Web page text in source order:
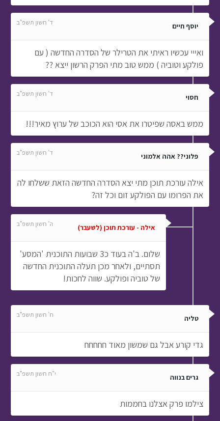
יוסף חיים ד' חשון תשפ"ב
ואייי עכשיו ראיתי את הטרילר של הסדרה החדשה ( עם
פולקע וטוביה ) ממש טוב מתי הפרק הרשון ייצא ??
חסוי ד' חשון תשפ"ב
ממש באסה שפיטרו את אסי הוא הכוכב של ערוץ מאיר!!!
פלוני?? אהה אלמוני ד' חשון תשפ"ב
אילה עורכת תוכן מתי יצא הסדרה החדשה הזאת ששלחו לה
את הפרומו עם הפולקע זום וכל זה?
אילה - עורכת תוכן (לשעבר) ה' חשון תשפ"ב
שלום. ב'ה בעוד כ3 שבועות התוכנית 'המסע'
תסתיים, ולאחר מכן תעלה התוכנית החדשה
של טוביה ופולקע. שווה לחכות!
טליה ח' חשון תשפ"ב
גדי קורע אבל גם שמשון מאוד חחחחח
גרים בנווה י"ח חשון תשפ"ב
צילמו פרק אצלנו בחממות